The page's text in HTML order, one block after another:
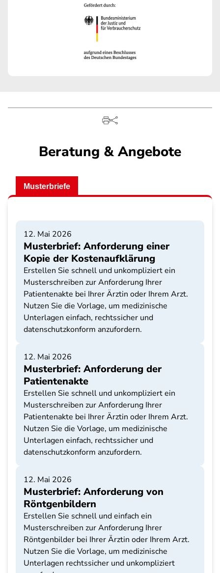
Beratung & Angebote
Musterbriefe
12. Mai 2026
Musterbrief: Anforderung einer
Kopie der Kostenaufklärung
Erstellen Sie schnell und unkompliziert ein
Musterschreiben zur Anforderung Ihrer
Patientenakte bei Ihrer Ärztin oder Ihrem Arzt.
Nutzen Sie die Vorlage, um medizinische
Unterlagen einfach, rechtssicher und
datenschutzkonform anzufordern.
12. Mai 2026
Musterbrief: Anforderung der
Patientenakte
Erstellen Sie schnell und unkompliziert ein
Musterschreiben zur Anforderung Ihrer
Patientenakte bei Ihrer Ärztin oder Ihrem Arzt.
Nutzen Sie die Vorlage, um medizinische
Unterlagen einfach, rechtssicher und
datenschutzkonform anzufordern.
12. Mai 2026
Musterbrief: Anforderung von
Röntgenbildern
Erstellen Sie schnell und einfach ein
Musterschreiben zur Anforderung Ihrer
Röntgenbilder bei Ihrer Ärztin oder Ihrem Arzt.
Nutzen Sie die Vorlage, um medizinische
Unterlagen rechtssicher und unkompliziert